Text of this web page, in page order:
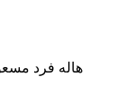
هاله فرد